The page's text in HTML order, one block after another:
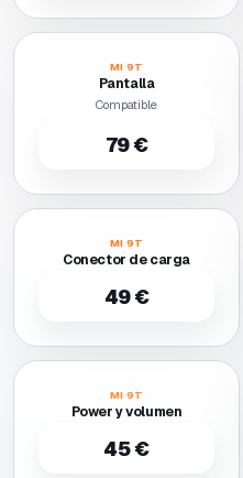
MI 9T
Pantalla
Compatible
79 €
MI 9T
Conector de carga
49 €
MI 9T
Power y volumen
45 €